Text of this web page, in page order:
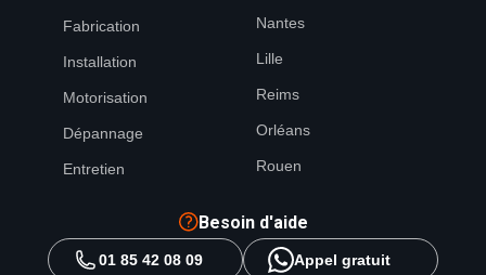
Fabrication
Installation
Motorisation
Dépannage
Entretien
Nantes
Lille
Reims
Orléans
Rouen
Besoin d'aide
01 85 42 08 09 Appel gratuit